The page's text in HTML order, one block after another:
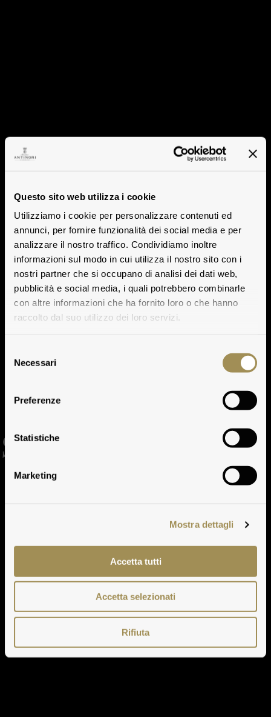
Questo sito web utilizza i cookie
Utilizziamo i cookie per personalizzare contenuti ed
annunci, per fornire funzionalità dei social media e per
analizzare il nostro traffico. Condividiamo inoltre
informazioni sul modo in cui utilizza il nostro sito con i
nostri partner che si occupano di analisi dei dati web,
pubblicità e social media, i quali potrebbero combinarle
con altre informazioni che ha fornito loro o che hanno
raccolto dal suo utilizzo dei loro servizi.
delNecessari
Preferenze
Statistiche
Marketing
Mostra dettagli
Accetta tutti
Accetta selezionati
Rifiuta
San Giovanni Della Sala